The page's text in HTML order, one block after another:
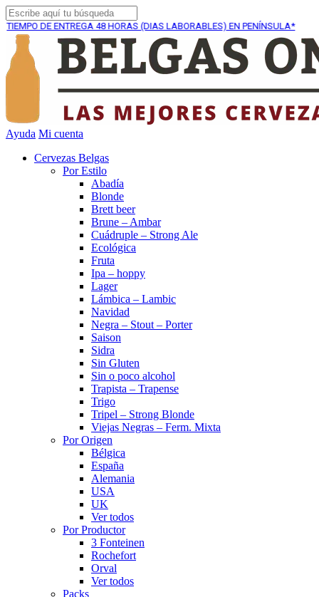
ENTREGA48 HORAS (DIAS LABORABLES) EN PENÍNSULA*
Ayuda Mi cuenta
Cervezas Belgas
Por Estilo
Abadía
Blonde
Brett beer
Brune – Ambar
Cuádruple – Strong Ale
Ecológica
Fruta
Ipa – hoppy
Lager
Lámbica – Lambic
Navidad
Negra – Stout – Porter
Saison
Sidra
Sin Gluten
Sin o poco alcohol
Trapista – Trapense
Trigo
Tripel – Strong Blonde
Viejas Negras – Ferm. Mixta
Por Origen
Bélgica
España
Alemania
USA
UK
Ver todos
Por Productor
3 Fonteinen
Rochefort
Orval
Ver todos
Packs